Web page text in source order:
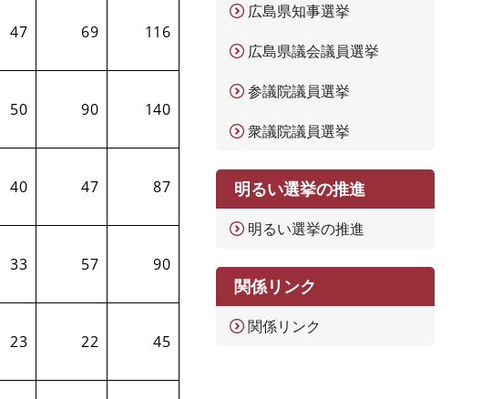
47 69 116
50 90 140
40 47 87
33 57 90
23 22 45
広島県知事選挙
広島県議会議員選挙
参議院議員選挙
衆議院議員選挙
明るい選挙の推進
明るい選挙の推進
関係リンク
関係リンク